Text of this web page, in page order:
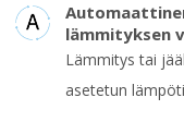
lämmityksen
Lämmitys tai
asetetun